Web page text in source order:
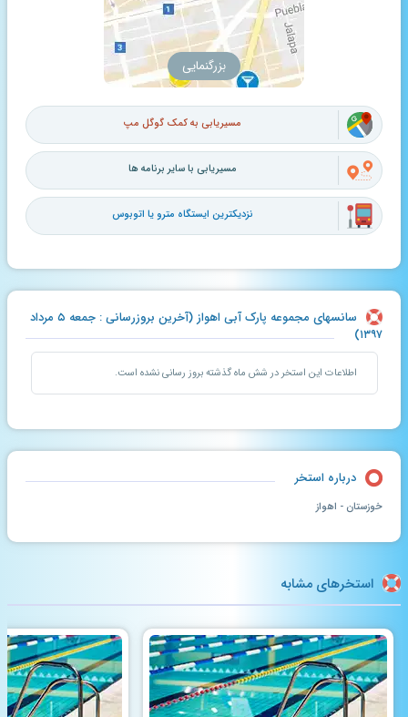
بزرگنمایی
مسیریابی به کمک گوگل مپ
مسیریابی با سایر برنامه ها
نزدیکترین ایستگاه مترو یا اتوبوس
سانسهای مجموعه پارک آبی اهواز (آخرین بروزرسانی : جمعه ۵ مرداد
۱۳۹۷)
اطلاعات این استخر در شش ماه گذشته بروز رسانی نشده است.
درباره استخر
خوزستان - اهواز
استخرهای مشابه